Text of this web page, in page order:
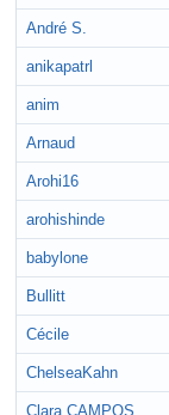
André S.
anikapatrl
anim
Arnaud
Arohi16
arohishinde
babylone
Bullitt
Cécile
ChelseaKahn
Clara CAMPOS